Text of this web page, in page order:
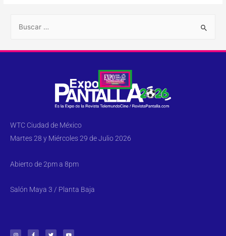
WTC Ciudad de México
Martes 28 y Miércoles 29 de Julio 2026
Abierto de 2pm a 8pm
Salón Maya 3 / Planta Baja